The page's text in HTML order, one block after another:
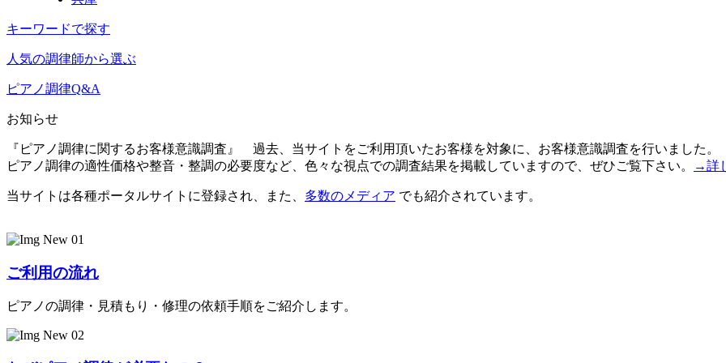
キーワードで探す
人気の調律師から選ぶ
ピアノ調律Q&A
お知らせ
『ピアノ調律に関するお客様意識調査』 過去、当サイトをご利用頂いたお客様を対象に、お客様意識調査を行いました。
ピアノ調律の適性価格や整音・整調の必要度など、色々な視点での調査結果を掲載していますので、ぜひご覧下さい。
→詳
当サイトは各種ポータルサイトに登録され、また、 多数のメディア でも紹介されています。
ご利用の流れ
ピアノの調律・見積もり・修理の依頼手順をご紹介します。